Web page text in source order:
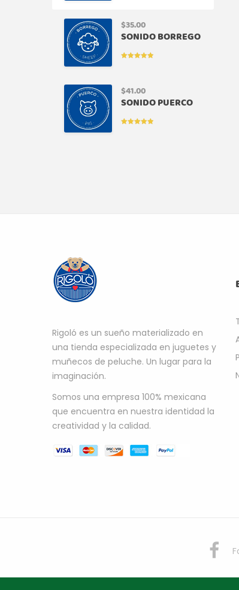
$35.00
SONIDO BORREGO
$41.00
SONIDO PUERCO
Rigoló es un sueño materializado en
una tienda especializada en juguetes y
muñecos de peluche. Un lugar para la
imaginación.
Somos una empresa 100% mexicana
que encuentra en nuestra identidad la
creatividad y la calidad.